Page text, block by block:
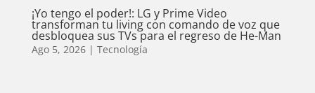
¡Yo tengo el poder!: LG y Prime Video
transforman tu living con comando de voz que
desbloquea sus TVs para el regreso de He-Man
Ago 5, 2026| Tecnología